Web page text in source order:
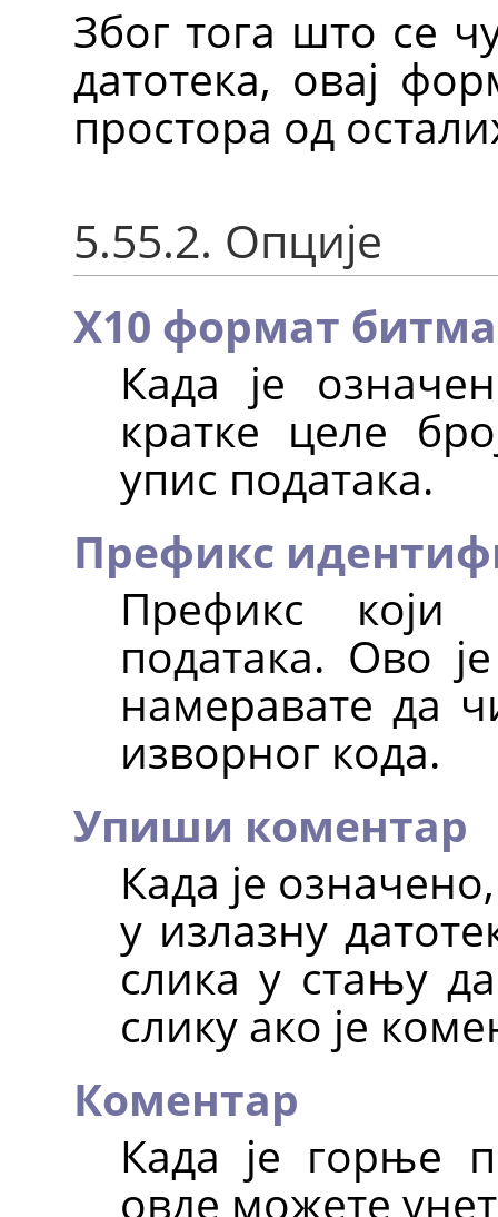
Због тога што се
датотека, овај
простора од
5.55.2. Опције
X10 формат
Када је
кратке целе
упис података.
Префикс
Префикс
података. Ово
намеравате да
изворног кода.
Упиши коментар
Када је
у излазну
слика у стању
слику ако је
Коментар
Када је горње
овде можете